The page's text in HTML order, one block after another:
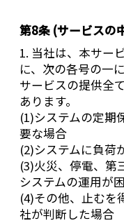
第8条 (サービスの
1. 当社は、本サー
に、次の各号の一
サービスの提供全
あります。
(1)システムの定期
要な場合
(2)システムに負荷
(3)火災、停電、第
システムの運用が
(4)その他、止むを
社が判断した場合